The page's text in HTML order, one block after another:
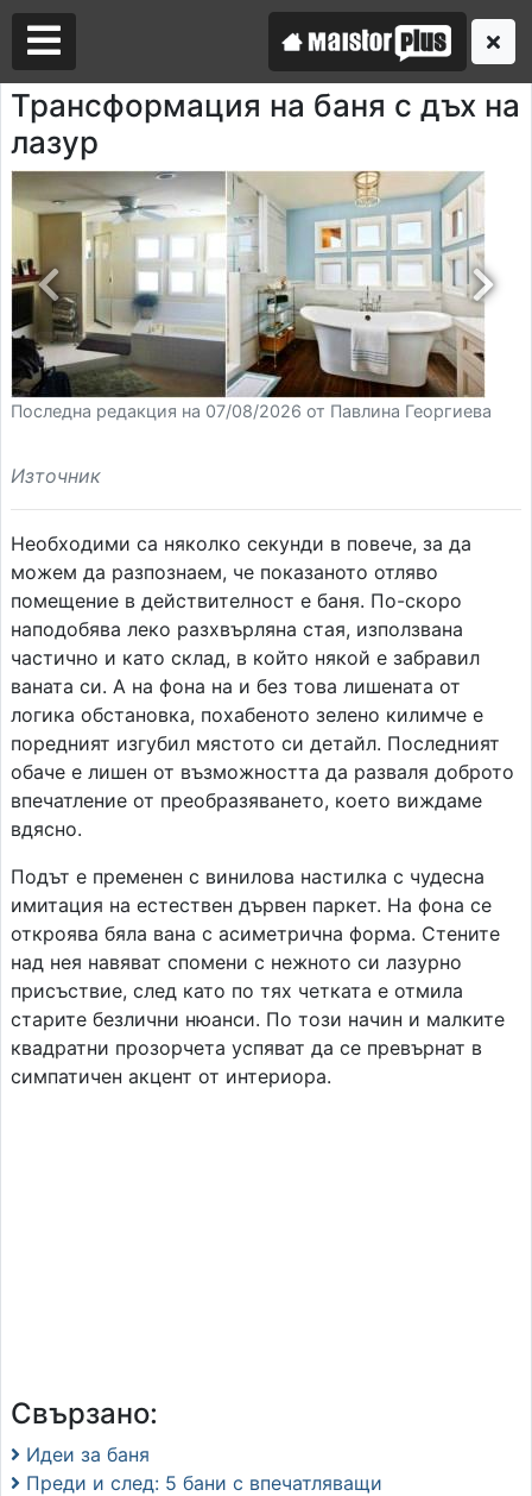
Трансформация на баня с дъх на
лазур
Последна редакция на 07/08/2026 от Павлина Георгиева
Източник
Необходими са няколко секунди в повече, за да
можем да разпознаем, че показаното отляво
помещение в действителност е баня. По-скоро
наподобява леко разхвърляна стая, използвана
частично и като склад, в който някой е забравил
ваната си. А на фона на и без това лишената от
логика обстановка, похабеното зелено килимче е
поредният изгубил мястото си детайл. Последният
обаче е лишен от възможността да разваля доброто
впечатление от преобразяването, което виждаме
вдясно.
Подът е пременен с винилова настилка с чудесна
имитация на естествен дървен паркет. На фона се
откроява бяла вана с асиметрична форма. Стените
над нея навяват спомени с нежното си лазурно
присъствие, след като по тях четката е отмила
старите безлични нюанси. По този начин и малките
квадратни прозорчета успяват да се превърнат в
симпатичен акцент от интериора.
Свързано:
Идеи за баня
Преди и след: 5 бани с впечатляващи
Аз съм майстор
Търся майстор